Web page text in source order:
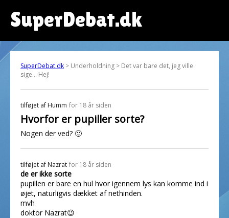
SuperDebat.dk
SuperDebat.dk > Underholdning > Det var bare det, jeg ville
sige... Hej!
tilføjet af Humm for 18 år siden
Hvorfor er pupiller sorte?
Nogen der ved? 🙂
tilføjet af Nazrat for 18 år siden
de er ikke sorte
pupillen er bare en hul hvor igennem lys kan komme ind i
øjet, naturligvis dækket af nethinden.
mvh
doktor Nazrat😉